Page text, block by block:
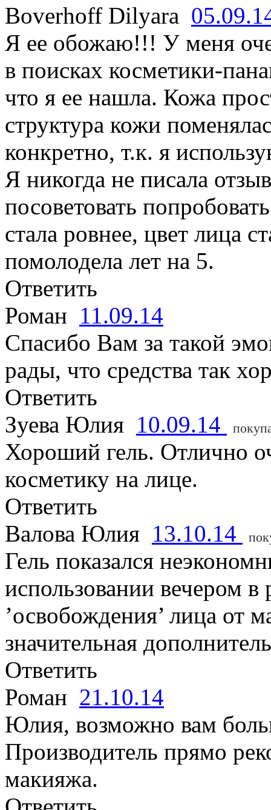
Boverhoff Dilyara
Я ее обожаю!!! У меня
в поисках косметики-
что я ее нашла. Кожа
структура кожи
конкретно, т.к. я
Я никогда не писала
посоветовать
стала ровнее, цвет лица
помолодела лет на 5.
Ответить
Роман 11.09.14
Спасибо Вам за такой
рады, что средства так
Ответить
Зуева Юлия 10.09.14
Хороший гель. Отлично
косметику на лице.
Ответить
Валова Юлия 13.10.14
Гель показался
использовании вечером
’освобождения’ лица от
значительная
Ответить
Роман 21.10.14
Юлия, возможно вам
Производитель прямо
макияжа.